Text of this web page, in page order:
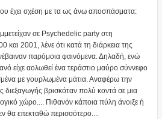
έχει σχέση με τα ως άνω αποσπάσματα:
σε Psychedelic party στη
2001, λένε ότι κατά τη διάρκεια της
παρόμοια φαινόμενα. Δηλαδή, ενώ
είχε αολωθεί ένα τεράστιο μαύρο σύννεφο
με γουρλωμένα μάτια. Αναφέρω την
διεξαγωγής βρισκόταν πολύ κοντά σε μια
χώρο.... Πιθανόν κάποια πύλη άνοιξε ή
θα επεκταθώ περισσότερο....